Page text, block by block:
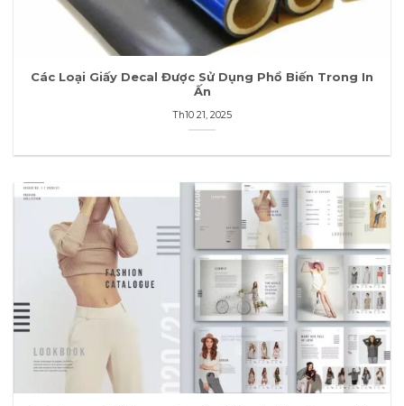
Các Loại Giấy Decal Được Sử Dụng Phổ Biến Trong In
Ấn
Th10 21, 2025